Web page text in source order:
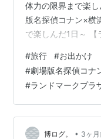
体力の限界まで楽
版名探偵コナン×横
で楽しんだ1日～ 【
た。そのまま隣接
た。 ここから、オ
す。対象となる商品
だける、そんな仕
ナンの推しキャラ
ッカー対象商品は
#旅行 #お出かけ
#劇場版名探偵コ
#ランドマークプラ
博ログ。 • 3ヶ